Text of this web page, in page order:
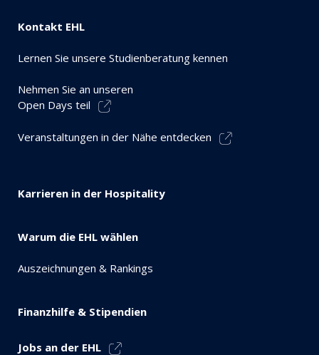
Kontakt EHL
Lernen Sie unsere Studienberatung kennen
Nehmen Sie an unseren
Open Days teil
Veranstaltungen in der Nähe entdecken
Karrieren in der Hospitality
Warum die EHL wählen
Auszeichnungen & Rankings
Finanzhilfe & Stipendien
Jobs an der EHL